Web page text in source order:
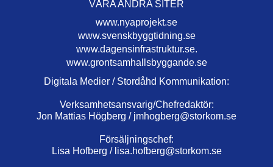
VÅRA ANDRA SITER
www.nyaprojekt.se
www.svenskbyggtidning.se
www.dagensinfrastruktur.se.
www.grontsamhallsbyggande.se
Digitala Medier / Stordåhd Kommunikation:
Verksamhetsansvarig/Chefredaktör:
Jon Mattias Högberg / jmhogberg@storkom.se
Försäljningschef:
Lisa Hofberg / lisa.hofberg@storkom.se